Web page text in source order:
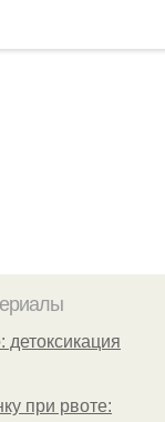
детоксикация
при рвоте: